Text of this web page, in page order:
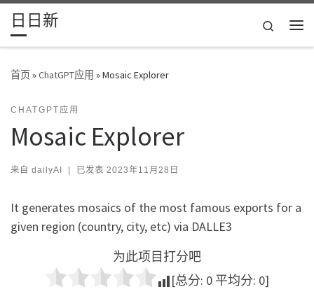
Skip to content
日日新
Search
首页»ChatGPT应用 »Mosaic Explorer
CHATGPT应用
Mosaic Explorer
来自 dailyAI | 已发表 2023年11月28日
It generates mosaics of the most famous exports for a
given region (country, city, etc) via DALLE3
为此项目打分吧
[总分: 0 平均分: 0]